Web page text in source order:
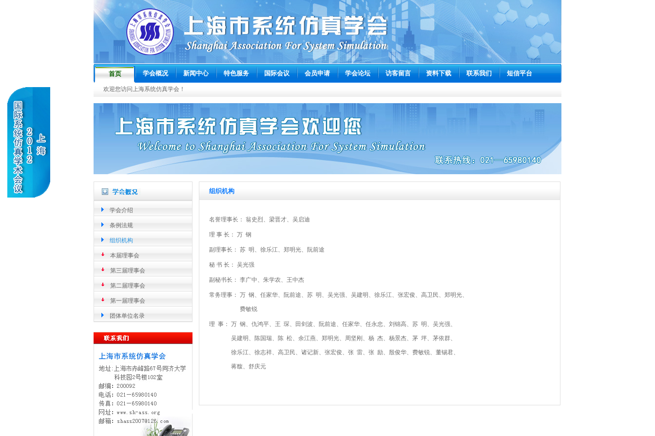
首页
欢迎您访问上海系统仿真学会！
学会概况 新闻中心 特色服务 国际会议 会员申请 学会论坛 访客留言 资料下载 联系我们 短信平台
学会介绍
条例法规
组织机构
本届理事会
第三届理事会
第二届理事会
第一届理事会
团体单位名录
组织机构
名誉理事长： 翁史烈、梁晋才、吴启迪
理 事 长： 万 钢
副理事长： 苏 明、徐乐江、郑明光、阮前途
秘 书 长： 吴光强
副秘书长： 李广中、朱学农、王中杰
常务理事： 万 钢、任家华、阮前途、苏 明、吴光强、吴建明、徐乐江、张宏俊、高卫民、郑明光、
费敏锐
理 事： 万 钢、仇鸿平、王 琛、田剑波、阮前途、任家华、任永忠、刘锦高、苏 明、吴光强、
吴建明、陈国瑞、陈 松、余江燕、郑明光、周坚刚、杨 杰、杨景杰、茅 坪、茅依群、
徐乐江、徐志祥、高卫民、诸记新、张宏俊、张 雷、张 励、殷俊华、费敏锐、董锡君、
蒋馥、舒庆元